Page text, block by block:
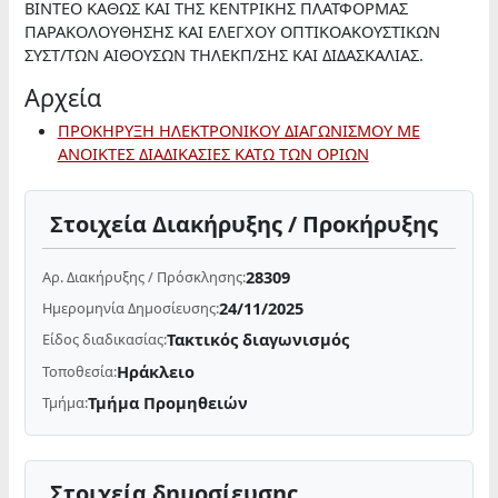
ΒΙΝΤΕΟ ΚΑΘΩΣ ΚΑΙ ΤΗΣ ΚΕΝΤΡΙΚΗΣ ΠΛΑΤΦΟΡΜΑΣ
ΠΑΡΑΚΟΛΟΥΘΗΣΗΣ ΚΑΙ ΕΛΕΓΧΟΥ ΟΠΤΙΚΟΑΚΟΥΣΤΙΚΩΝ
ΣΥΣΤ/ΤΩΝ ΑΙΘΟΥΣΩΝ ΤΗΛΕΚΠ/ΣΗΣ ΚΑΙ ΔΙΔΑΣΚΑΛΙΑΣ.
Αρχεία
ΠΡΟΚΗΡΥΞΗ ΗΛΕΚΤΡΟΝΙΚΟΥ ΔΙΑΓΩΝΙΣΜΟΥ ΜΕ
ΑΝΟΙΚΤΕΣ ΔΙΑΔΙΚΑΣΙΕΣ ΚΑΤΩ ΤΩΝ ΟΡΙΩΝ
Στοιχεία Διακήρυξης / Προκήρυξης
Αρ. Διακήρυξης / Πρόσκλησης:28309
Ημερομηνία Δημοσίευσης:24/11/2025
Είδος διαδικασίας:Τακτικός διαγωνισμός
Τοποθεσία:Ηράκλειο
Τμήμα:Τμήμα Προμηθειών